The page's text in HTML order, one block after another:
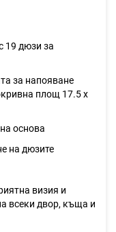
19 дюзи за
за напояване
площ 17.5 х
основа
на дюзите
визия и
всеки двор, къща и